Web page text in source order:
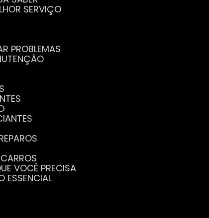
SERVIÇO
PROBLEMAS
VOCÊ PRECISA
ESSENCIAL
SABER
DO SEU CARRO
SABER